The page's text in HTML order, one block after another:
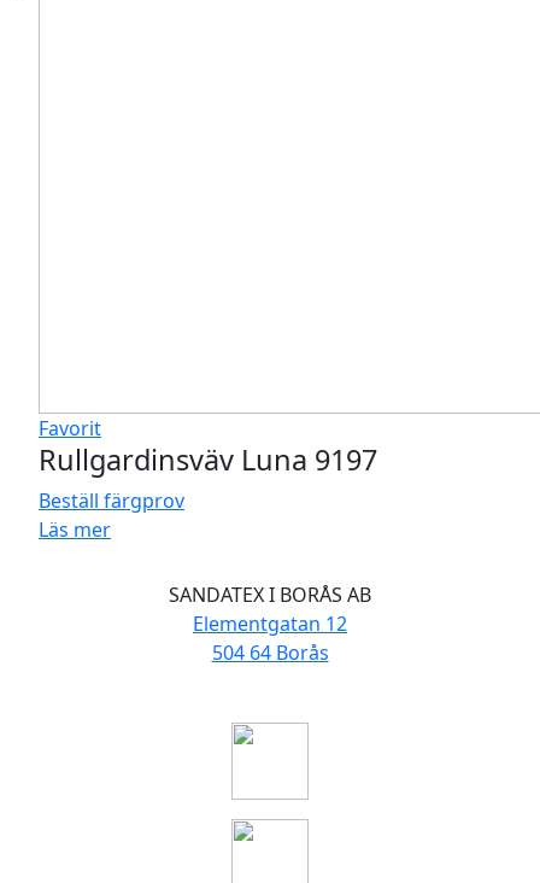
Favorit
Rullgardinsväv Luna 9197
Beställ färgprov
Läs mer
SANDATEX I BORÅS AB
Elementgatan 12
504 64 Borås